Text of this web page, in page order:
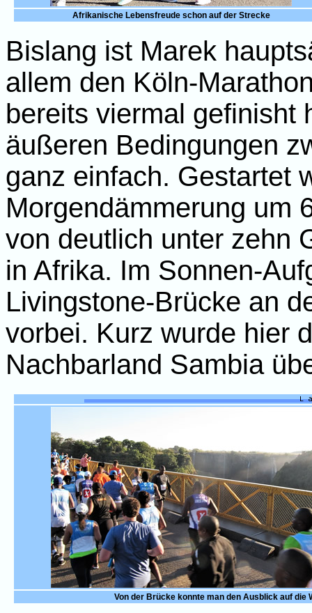
Afrikanische Lebensfreude schon auf der Strecke
Bislang ist Marek
allem den Köln-
bereits viermal gefinisht
äußeren Bedingungen
ganz einfach. Gestartet
Morgendämmerung um
von deutlich unter zehn
in Afrika. Im Sonnen-
Livingstone-Brücke an
vorbei. Kurz wurde hier
Nachbarland Sambia
Von der Brücke konnte man den Ausblick auf die